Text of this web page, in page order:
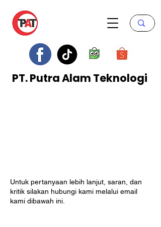
PT. Putra Alam Teknologi
Untuk pertanyaan lebih lanjut, saran, dan
kritik silakan hubungi kami melalui email
kami dibawah ini.